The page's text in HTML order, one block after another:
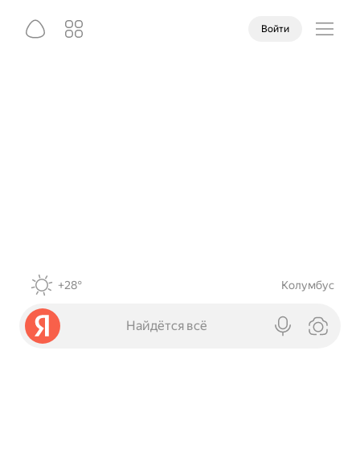
Войти
+28° Колумбус
Найдётся всё